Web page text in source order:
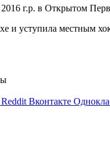
г.р. в Открытом
и уступила местным
Reddit Вконтакте